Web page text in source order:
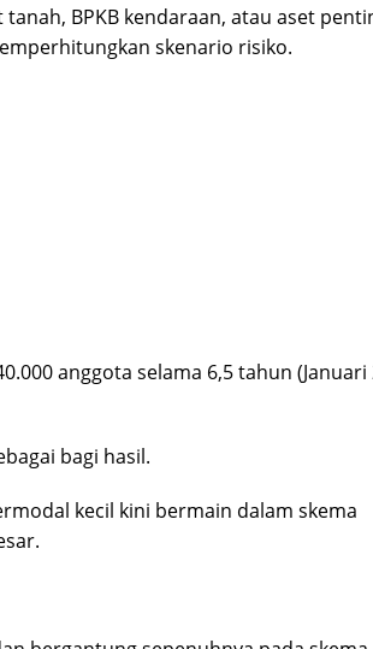
BPKB kendaraan, atau aset
skenario risiko.
anggota selama 6,5 tahun (Januari
bagi hasil.
kecil kini bermain dalam skema